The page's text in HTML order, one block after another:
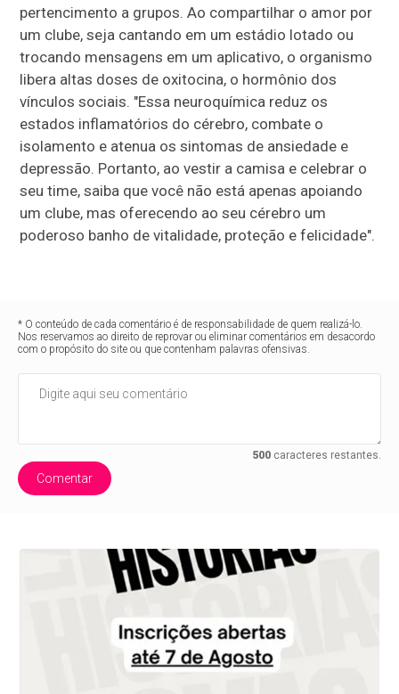
pertencimento a grupos. Ao compartilhar o amor por
um clube, seja cantando em um estádio lotado ou
trocando mensagens em um aplicativo, o organismo
libera altas doses de oxitocina, o hormônio dos
vínculos sociais. "Essa neuroquímica reduz os
estados inflamatórios do cérebro, combate o
isolamento e atenua os sintomas de ansiedade e
depressão. Portanto, ao vestir a camisa e celebrar o
seu time, saiba que você não está apenas apoiando
um clube, mas oferecendo ao seu cérebro um
poderoso banho de vitalidade, proteção e felicidade".
* O conteúdo de cada comentário é de responsabilidade de quem realizá-lo.
Nos reservamos ao direito de reprovar ou eliminar comentários em desacordo
com o propósito do site ou que contenham palavras ofensivas.
500caracteres restantes.
Comentar